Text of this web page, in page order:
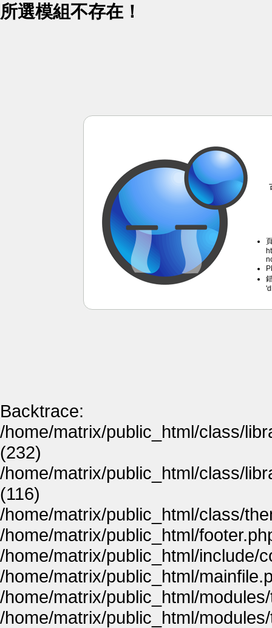
所選模組不存在！
Backtrace:
/home/matrix/public_html/class/
(232)
/home/matrix/public_html/class/
(116)
/home/matrix/public_html/class/
/home/matrix/public_html/
/home/matrix/public_html/include/
/home/matrix/public_html/
/home/matrix/public_html/
/home/matrix/public_html/